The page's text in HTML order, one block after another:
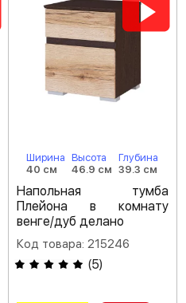
Ширина
40 см
Высота
46.9 см
Глубина
39.3 см
Напольная тумба
Плейона в комнату
венге/дуб делано
Код товара: 215246
(5)